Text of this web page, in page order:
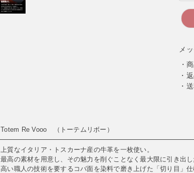
メ
Totem Re Vooo （トーテムリボー）
上質なイタリア・トスカーナ産の牛革を一枚使い。
最高の素材を用意し、その魅力を削ぐことなく最大限に引き出し
高い職人の技術を要するコバ面を染料で磨き上げた「切り目」仕